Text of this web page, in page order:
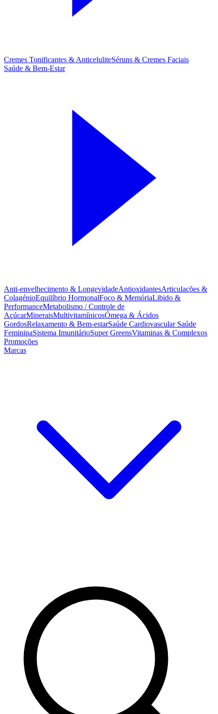
Cremes Tonificantes & AnticeluliteSéruns & Cremes Faciais
Saúde & Bem-Estar
Anti-envelhecimento & LongevidadeAntioxidantesArticulações &
ColagénioEquilíbrio HormonalFoco & MemóriaLibido &
PerformanceMetabolismo / Controle de
AçúcarMineraisMultivitamínicosÓmega & Ácidos
GordosRelaxamento & Bem-estarSaúde Cardiovascular Saúde
FemininaSistema ImunitárioSuper GreensVitaminas & Complexos
Promoções
Marcas